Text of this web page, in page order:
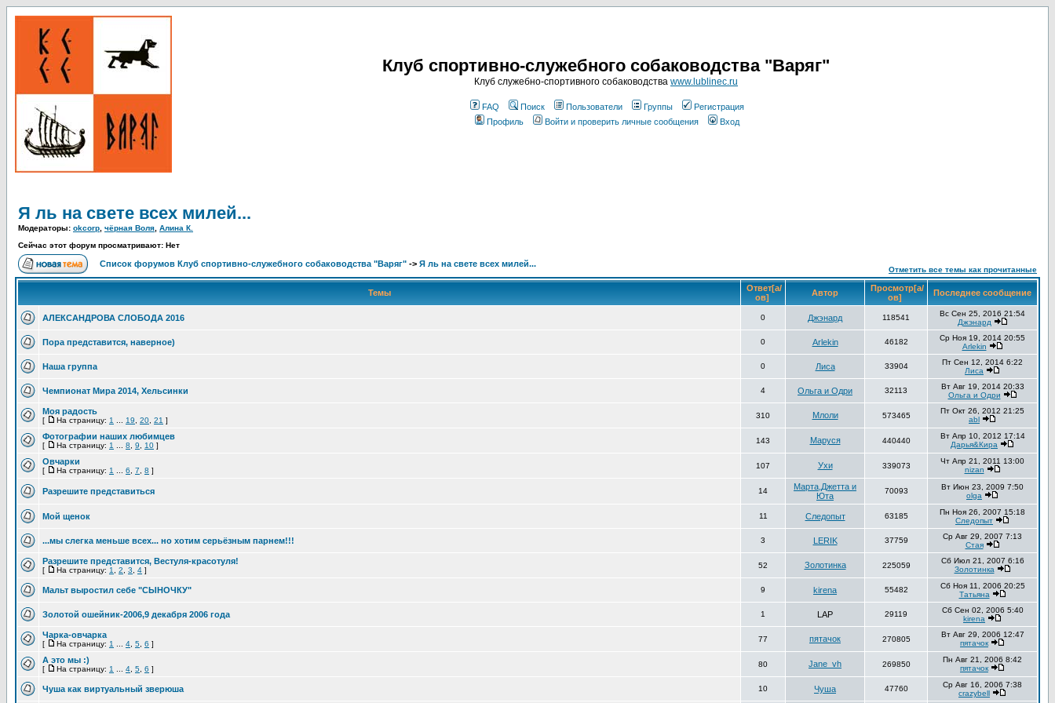
Клуб спортивно-служебного собаководства "Варяг"
Клуб служебно-спортивного собаководства www.lublinec.ru
FAQ Поиск Пользователи Группы
Регистрация
Профиль
Войти и проверить личные сообщения Вход
Я ль на свете всех милей...
Модераторы: okcorp чёрная Воля Алина К.
Сейчас этот форум просматривают: Нет
Список форумов Клуб спортивно-служебного собаководства "Варяг" -> Я ль на свете всех милей...
Отметить все темы как прочитанные
Темы
Ответ[а/
ов]
Автор
Просмотр[а/
ов]
Последнее сообщение
АЛЕКСАНДРОВА СЛОБОДА 2016 0 Джэнард 118541
Вс Сен 25, 2016 21:54
Джэнард
Пора представится, наверное) 0 Arlekin 46182
Ср Ноя 19, 2014 20:55
Arlekin
Наша группа 0 Лиса 33904
Пт Сен 12, 2014 6:22
Лиса
Чемпионат Мира 2014, Хельсинки 4 Ольга и Одри 32113
Вт Авг 19, 2014 20:33
Ольга и Одри
Моя радость
[ На страницу: 1 19 20 21 ]
310 Млоли 573465
Пт Окт 26, 2012 21:25
abl
Фотографии наших любимцев
[ На страницу: 1 8 9 10 ]
143 Маруся 440440
Вт Апр 10, 2012 17:14
Дарья&Кира
Овчарки
[ На страницу: 1 6 7 8 ]
107 Ухи 339073
Чт Апр 21, 2011 13:00
nizan
Разрешите представиться 14
Марта,Джетта и
Юта
70093
Вт Июн 23, 2009 7:50
olga
Мой щенок 11 Следопыт 63185
Пн Ноя 26, 2007 15:18
Следопыт
...мы слегка меньше всех... но хотим серьёзным парнем!!! 3 LERIK 37759
Ср Авг 29, 2007 7:13
Стая
Разрешите представится, Вестуля-красотуля!
[ На страницу: 1 2 3 4 ]
52 Золотинка 225059
Сб Июл 21, 2007 6:16
Золотинка
Мальт выростил себе "СЫНОЧКУ" 9 kirena 55482
Сб Ноя 11, 2006 20:25
Татьяна
Золотой ошейник-2006,9 декабря 2006 года 1 LAP 29119
Сб Сен 02, 2006 5:40
kirena
Чарка-овчарка
[ На страницу: 1 4 5 6 ]
77 пятачок 270805
Вт Авг 29, 2006 12:47
пятачок
А это мы :)
[ На страницу: 1 4 5 6 ]
80 Jane_vh 269850
Пн Авг 21, 2006 8:42
пятачок
Чуша как виртуальный зверюша 10 Чуша 47760
Ср Авг 16, 2006 7:38
crazybell